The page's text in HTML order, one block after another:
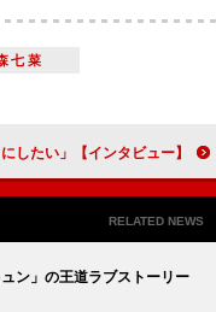
七菜
【インタビュー】東啓介1st Musical Concert「A NEW ME」で見せる新たな一面「僕の可能性を感じていただけるコンサートにしたい」
RELATED NEWS
ン」の王道ラブストーリー